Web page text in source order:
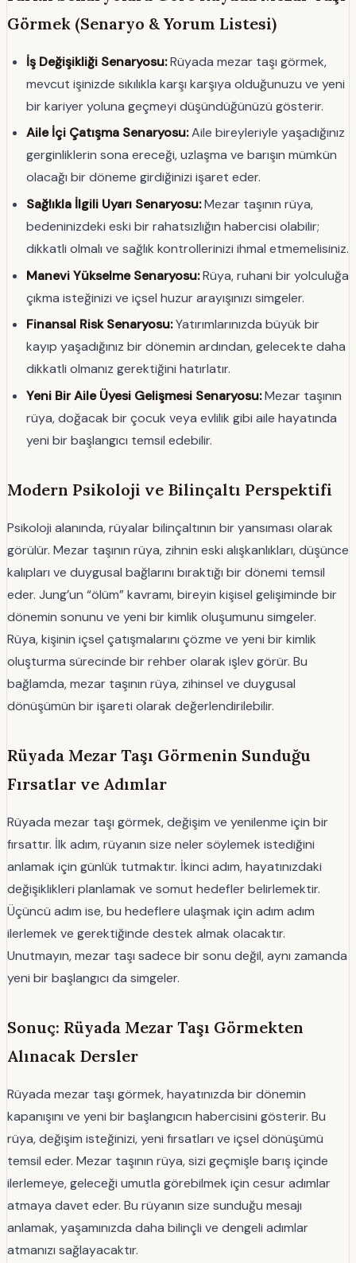
Görmek (Senaryo & Yorum Listesi)
İş Değişikliği Senaryosu:Rüyada mezar taşı görmek,
mevcut işinizde sıkılıkla karşı karşıya olduğunuzu ve yeni
bir kariyer yoluna geçmeyi düşündüğünüzü gösterir.
Aile İçi Çatışma Senaryosu:Aile bireyleriyle yaşadığınız
gerginliklerin sona ereceği, uzlaşma ve barışın mümkün
olacağı bir döneme girdiğinizi işaret eder.
Sağlıkla İlgili Uyarı Senaryosu:Mezar taşının rüya,
bedeninizdeki eski bir rahatsızlığın habercisi olabilir;
dikkatli olmalı ve sağlık kontrollerinizi ihmal etmemelisiniz.
Manevi Yükselme Senaryosu:Rüya, ruhani bir yolculuğa
çıkma isteğinizi ve içsel huzur arayışınızı simgeler.
Finansal Risk Senaryosu:Yatırımlarınızda büyük bir
kayıp yaşadığınız bir dönemin ardından, gelecekte daha
dikkatli olmanız gerektiğini hatırlatır.
Yeni Bir Aile Üyesi Gelişmesi Senaryosu:Mezar taşının
rüya, doğacak bir çocuk veya evlilik gibi aile hayatında
yeni bir başlangıcı temsil edebilir.
Modern Psikoloji ve Bilinçaltı Perspektifi
Psikoloji alanında, rüyalar bilinçaltının bir yansıması olarak
görülür. Mezar taşının rüya, zihnin eski alışkanlıkları, düşünce
kalıpları ve duygusal bağlarını bıraktığı bir dönemi temsil
eder. Jung’un “ölüm” kavramı, bireyin kişisel gelişiminde bir
dönemin sonunu ve yeni bir kimlik oluşumunu simgeler.
Rüya, kişinin içsel çatışmalarını çözme ve yeni bir kimlik
oluşturma sürecinde bir rehber olarak işlev görür. Bu
bağlamda, mezar taşının rüya, zihinsel ve duygusal
dönüşümün bir işareti olarak değerlendirilebilir.
Rüyada Mezar Taşı Görmenin Sunduğu
Fırsatlar ve Adımlar
Rüyada mezar taşı görmek, değişim ve yenilenme için bir
fırsattır. İlk adım, rüyanın size neler söylemek istediğini
anlamak için günlük tutmaktır. İkinci adım, hayatınızdaki
değişiklikleri planlamak ve somut hedefler belirlemektir.
Üçüncü adım ise, bu hedeflere ulaşmak için adım adım
ilerlemek ve gerektiğinde destek almak olacaktır.
Unutmayın, mezar taşı sadece bir sonu değil, aynı zamanda
yeni bir başlangıcı da simgeler.
Sonuç: Rüyada Mezar Taşı Görmekten
Alınacak Dersler
Rüyada mezar taşı görmek, hayatınızda bir dönemin
kapanışını ve yeni bir başlangıcın habercisini gösterir. Bu
rüya, değişim isteğinizi, yeni fırsatları ve içsel dönüşümü
temsil eder. Mezar taşının rüya, sizi geçmişle barış içinde
ilerlemeye, geleceği umutla görebilmek için cesur adımlar
atmaya davet eder. Bu rüyanın size sunduğu mesajı
anlamak, yaşamınızda daha bilinçli ve dengeli adımlar
atmanızı sağlayacaktır.